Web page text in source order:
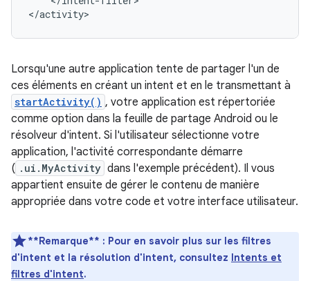
</activity>
Lorsqu'une autre application tente de partager l'un de
ces éléments en créant un intent et en le transmettant à
startActivity() , votre application est répertoriée
comme option dans la feuille de partage Android ou le
résolveur d'intent. Si l'utilisateur sélectionne votre
application, l'activité correspondante démarre
( .ui.MyActivity dans l'exemple précédent). Il vous
appartient ensuite de gérer le contenu de manière
appropriée dans votre code et votre interface utilisateur.
**Remarque** : Pour en savoir plus sur les filtres
d'intent et la résolution d'intent, consultez Intents et
filtres d'intent.